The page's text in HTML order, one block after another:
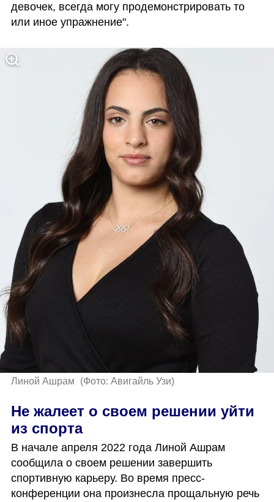
девочек, всегда могу продемонстрировать то
или иное упражнение".
Линой Ашрам (Фото: Авигайль Узи)
Не жалеет о своем решении уйти
из спорта
В начале апреля 2022 года Линой Ашрам
сообщила о своем решении завершить
спортивную карьеру. Во время пресс-
конференции она произнесла прощальную речь